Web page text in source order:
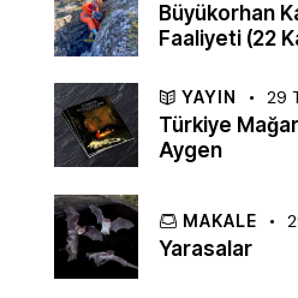
Büyükorhan
Faaliyeti (22
YAYIN 29
Türkiye
Aygen
MAKALE
Yarasalar